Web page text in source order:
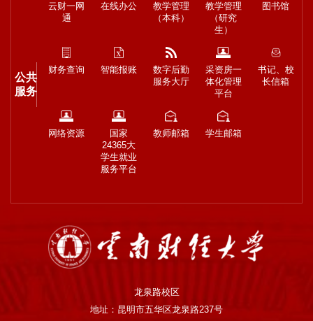
公共
服务
云财一网
通
在线办公
教学管理
（本科）
教学管理
（研究
生）
图书馆
财务查询 智能报账
数字后勤
服务大厅
采资房一
体化管理
平台
书记、校
长信箱
网络资源
国家
24365大
学生就业
服务平台
教师邮箱 学生邮箱
龙泉路校区
地址：昆明市五华区龙泉路237号